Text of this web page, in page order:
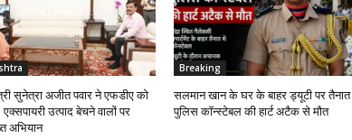
सुनेत्रा अजीत पवार ने एफडीए को
एक्सपायरी उत्पाद बेचने वालों पर
अभियान
Breaking
सलमान खान के घर के बाहर ड्यूटी पर तैनात
पुलिस कॉन्स्टेबल की हार्ट अटैक से मौत